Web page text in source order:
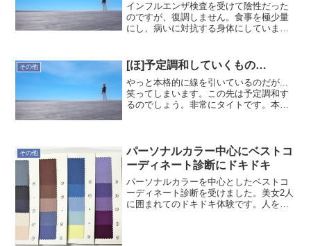
インフルエンザ検査を受けて陰性だった
のですが、復調しません。食事を極少量
にし、病いに対抗する身体にしていま
その他 [ほ]予定調和していくもの…
やっと本格的に線を引いているのだが...
笑ってしまいます。この先は予定調和す
るのでしょう。非常にタイトです。本日
その他
パーソナルカラー中心にベストコ
ーディネート診断にドキドキ
パーソナルカラーを中心としたベストコ
ーディネート診断を受けました。美女2人
に囲まれてのドキドキ体験です。人を活